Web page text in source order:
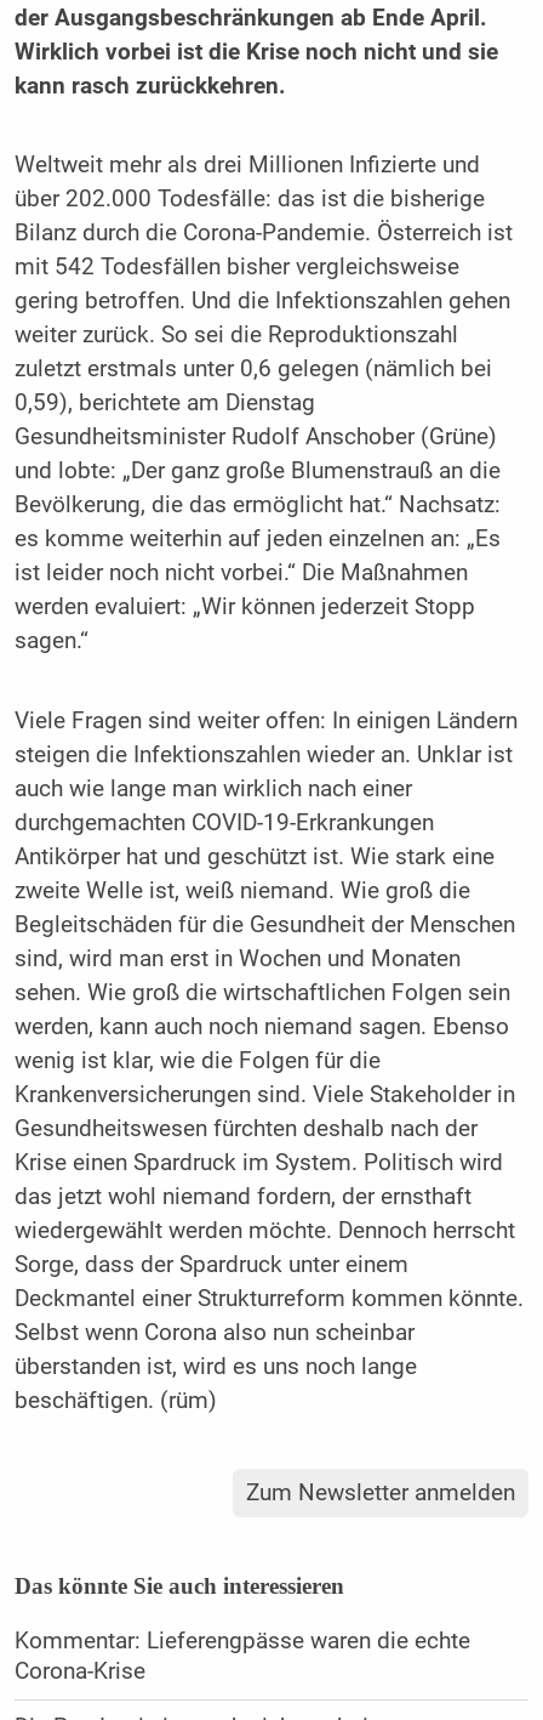
der Ausgangsbeschränkungen ab Ende April.
Wirklich vorbei ist die Krise noch nicht und sie
kann rasch zurückkehren.
Weltweit mehr als drei Millionen Infizierte und
über 202.000 Todesfälle: das ist die bisherige
Bilanz durch die Corona-Pandemie. Österreich ist
mit 542 Todesfällen bisher vergleichsweise
gering betroffen. Und die Infektionszahlen gehen
weiter zurück. So sei die Reproduktionszahl
zuletzt erstmals unter 0,6 gelegen (nämlich bei
0,59), berichtete am Dienstag
Gesundheitsminister Rudolf Anschober (Grüne)
und lobte: „Der ganz große Blumenstrauß an die
Bevölkerung, die das ermöglicht hat.“ Nachsatz:
es komme weiterhin auf jeden einzelnen an: „Es
ist leider noch nicht vorbei.“ Die Maßnahmen
werden evaluiert: „Wir können jederzeit Stopp
sagen.“
Viele Fragen sind weiter offen: In einigen Ländern
steigen die Infektionszahlen wieder an. Unklar ist
auch wie lange man wirklich nach einer
durchgemachten COVID-19-Erkrankungen
Antikörper hat und geschützt ist. Wie stark eine
zweite Welle ist, weiß niemand. Wie groß die
Begleitschäden für die Gesundheit der Menschen
sind, wird man erst in Wochen und Monaten
sehen. Wie groß die wirtschaftlichen Folgen sein
werden, kann auch noch niemand sagen. Ebenso
wenig ist klar, wie die Folgen für die
Krankenversicherungen sind. Viele Stakeholder in
Gesundheitswesen fürchten deshalb nach der
Krise einen Spardruck im System. Politisch wird
das jetzt wohl niemand fordern, der ernsthaft
wiedergewählt werden möchte. Dennoch herrscht
Sorge, dass der Spardruck unter einem
Deckmantel einer Strukturreform kommen könnte.
Selbst wenn Corona also nun scheinbar
überstanden ist, wird es uns noch lange
beschäftigen. (rüm)
Zum Newsletter anmelden
Das könnte Sie auch interessieren
Kommentar: Lieferengpässe waren die echte
Corona-Krise